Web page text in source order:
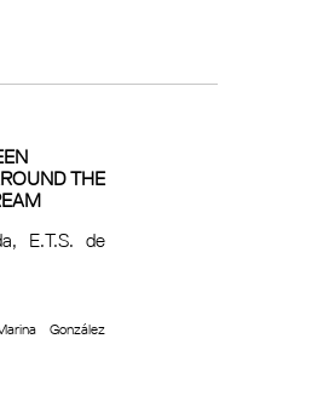
THE
E.T.S. de
González